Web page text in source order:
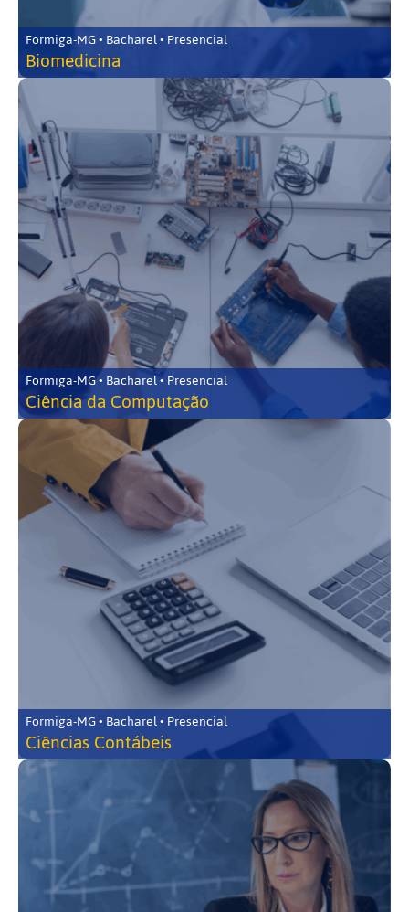
Formiga-MG • Bacharel • Presencial
Biomedicina
Formiga-MG • Bacharel • Presencial
Ciência da Computação
Formiga-MG • Bacharel • Presencial
Ciências Contábeis